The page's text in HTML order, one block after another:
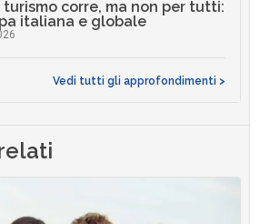
turismo corre, ma non per tutti:
italiana e globale
Vedi tutti gli approfondimenti >